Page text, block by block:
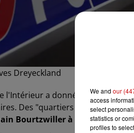
Dreyeckland
l'Intérieur a donné la liste
Des "quartiers de
Bourtzwiller à Mulhouse.
We and our
access
select
statistics or
profiles to